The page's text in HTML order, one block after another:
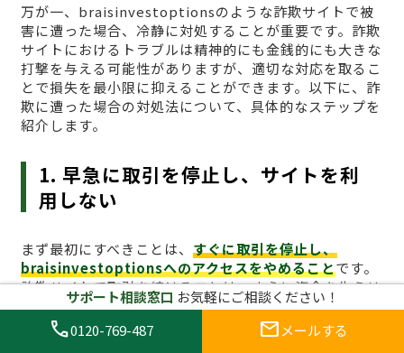
万が一、braisinvestoptionsのような詐欺サイトで被
害に遭った場合、冷静に対処することが重要です。詐欺
サイトにおけるトラブルは精神的にも金銭的にも大きな
打撃を与える可能性がありますが、適切な対応を取るこ
とで損失を最小限に抑えることができます。以下に、詐
欺に遭った場合の対処法について、具体的なステップを
紹介します。
1. 早急に取引を停止し、サイトを利
用しない
まず最初にすべきことは、 すぐに取引を停止し、
braisinvestoptionsへのアクセスをやめることです。
詐欺サイトで取引を続けることは、さらに資金を失うリ
スクを高めます。すでに資金を投入してしまった場合で
も、これ以上の損失を防ぐためには、冷静に取引を停止
し、プラットフォームへのアクセスを避けることが最も
サポート相談窓口 お気軽にご相談ください！
call0120-769-487 mail メールする